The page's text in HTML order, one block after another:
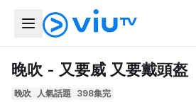
晚吹 - 又要威 又要戴頭盔
晚吹 人氣話題 398集完